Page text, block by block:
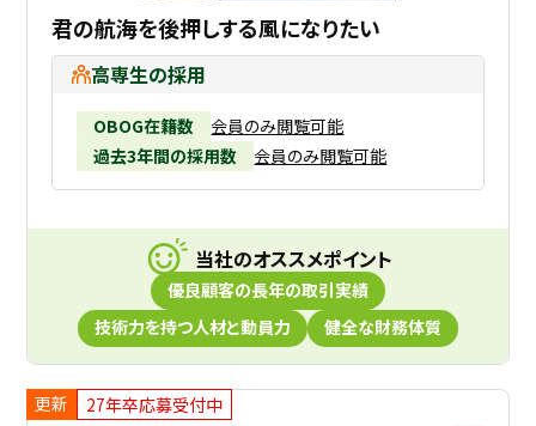
君の航海を後押しする風になりたい
高専生の採用
OBOG在籍数
会員のみ閲覧可能
過去3年間の採用数
会員のみ閲覧可能
当社のオススメポイント
優良顧客の長年の取引実績
技術力を持つ人材と動員力
健全な財務体質
更新
27年卒応募受付中